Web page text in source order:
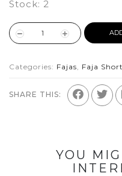
Stock: 2
Categories: Fajas Faja Short
SHARE THIS:
YOU